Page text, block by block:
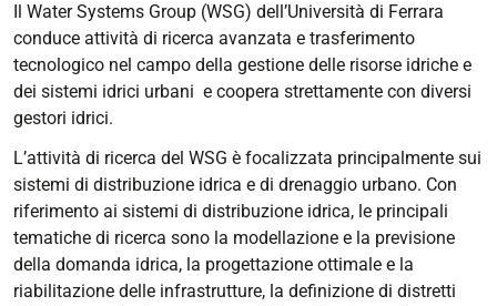
Il Water Systems Group (WSG) dell’Università di Ferrara
conduce attività di ricerca avanzata e trasferimento
tecnologico nel campo della gestione delle risorse idriche e
dei sistemi idrici urbani e coopera strettamente con diversi
gestori idrici.
L’attività di ricerca del WSG è focalizzata principalmente sui
sistemi di distribuzione idrica e di drenaggio urbano. Con
riferimento ai sistemi di distribuzione idrica, le principali
tematiche di ricerca sono la modellazione e la previsione
della domanda idrica, la progettazione ottimale e la
riabilitazione delle infrastrutture, la definizione di distretti